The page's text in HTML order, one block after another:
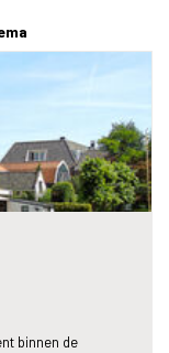
binnen de